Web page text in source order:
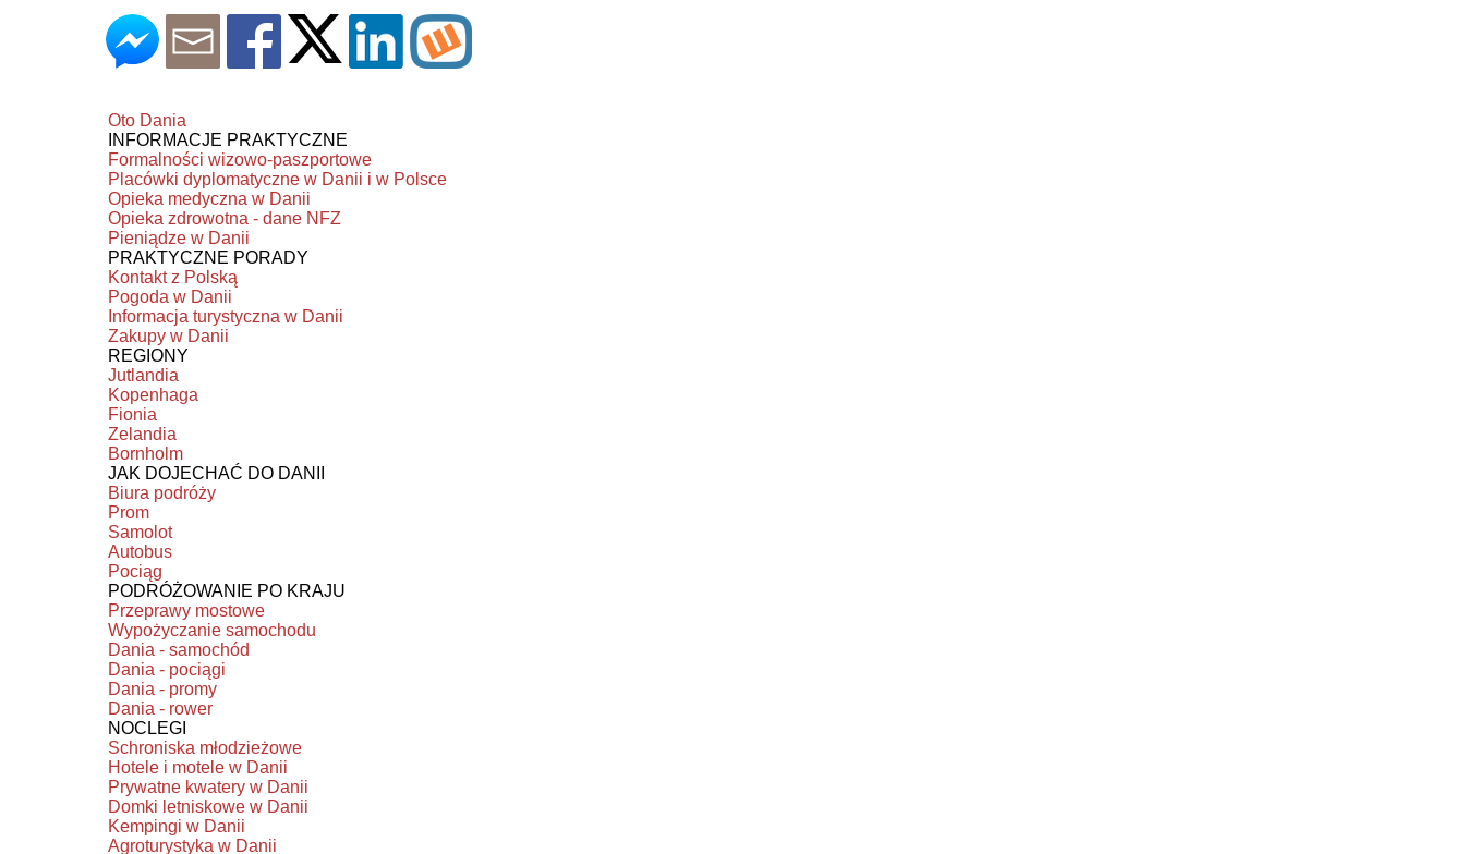
Oto Dania
INFORMACJE PRAKTYCZNE
Formalności wizowo-paszportowe
Placówki dyplomatyczne w Danii i w Polsce
Opieka medyczna w Danii
Opieka zdrowotna - dane NFZ
Pieniądze w Danii
PRAKTYCZNE PORADY
Kontakt z Polską
Pogoda w Danii
Informacja turystyczna w Danii
Zakupy w Danii
REGIONY
Jutlandia
Kopenhaga
Fionia
Zelandia
Bornholm
JAK DOJECHAĆ DO DANII
Biura podróży
Prom
Samolot
Autobus
Pociąg
PODRÓŻOWANIE PO KRAJU
Przeprawy mostowe
Wypożyczanie samochodu
Dania - samochód
Dania - pociągi
Dania - promy
Dania - rower
NOCLEGI
Schroniska młodzieżowe
Hotele i motele w Danii
Prywatne kwatery w Danii
Domki letniskowe w Danii
Kempingi w Danii
Agroturystyka w Danii